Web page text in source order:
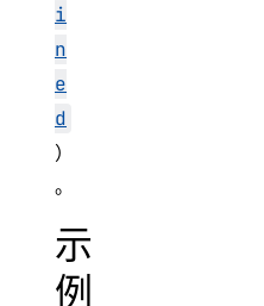
i
n
e
d
）
。
示
例